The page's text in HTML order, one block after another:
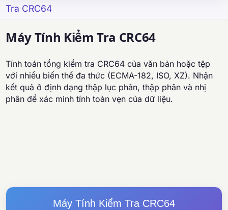
Tra CRC64
Máy Tính Kiểm Tra CRC64
Tính toán tổng kiểm tra CRC64 của văn bản hoặc tệp
với nhiều biến thể đa thức (ECMA-182, ISO, XZ). Nhận
kết quả ở định dạng thập lục phân, thập phân và nhị
phân để xác minh tính toàn vẹn của dữ liệu.
Máy Tính Kiểm Tra CRC64